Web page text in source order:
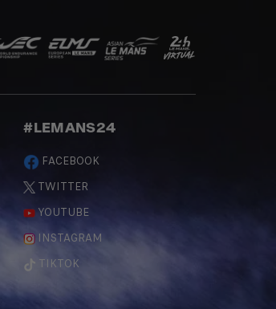
#LEMANS24
FACEBOOK
TWITTER
YOUTUBE
INSTAGRAM
TIKTOK